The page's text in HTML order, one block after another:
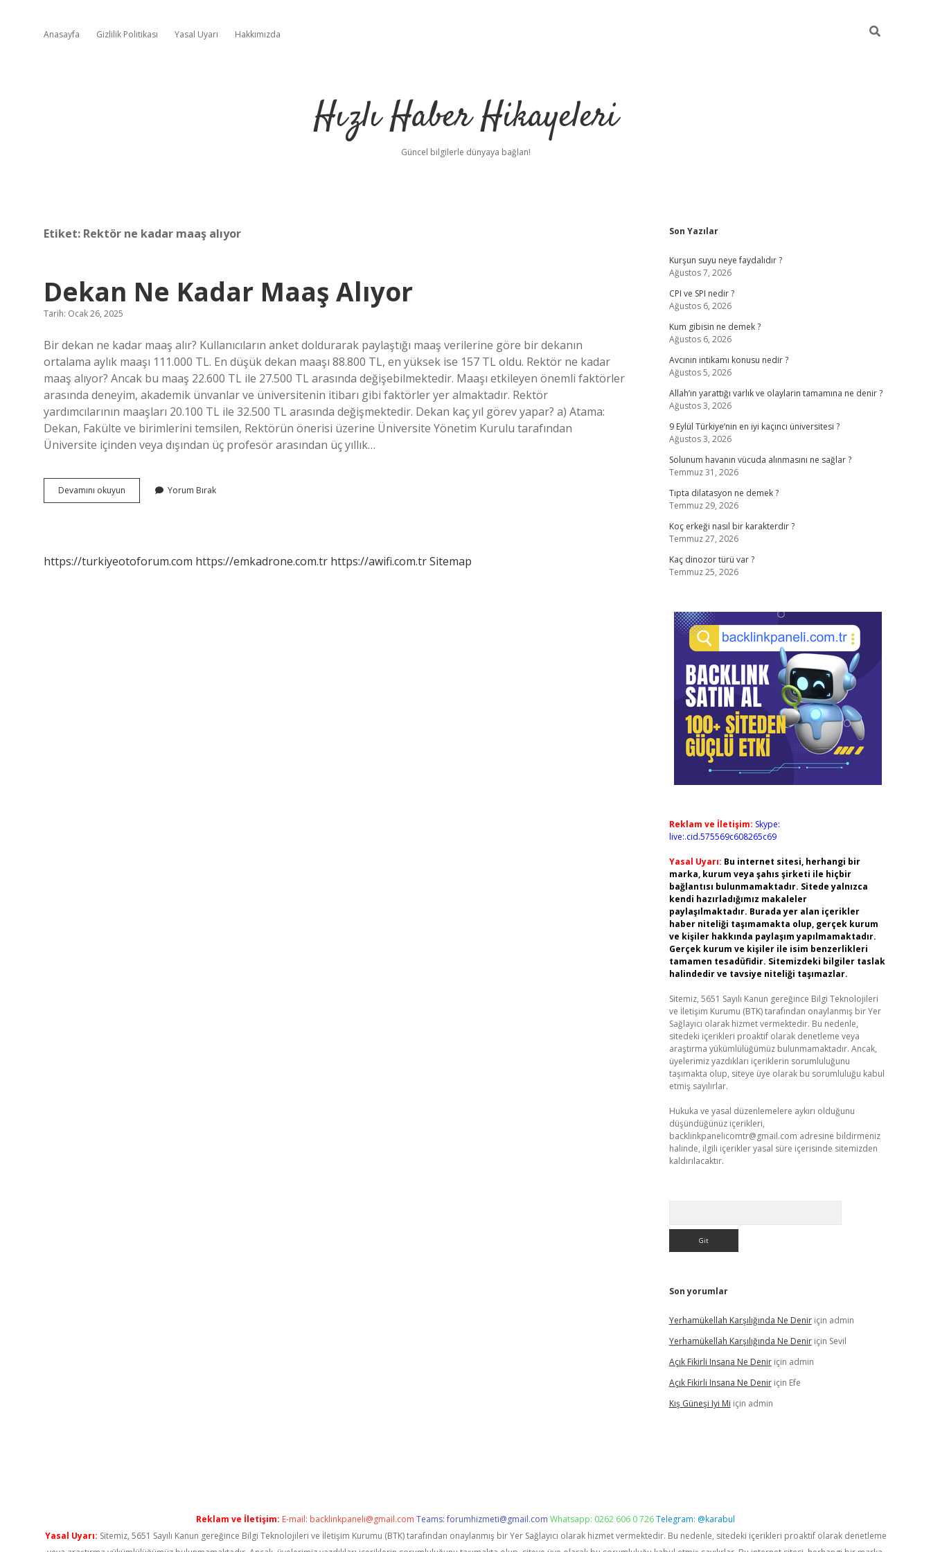
Anasayfa Gizlilik Politikası Yasal Uyarı Hakkımızda
Hızlı Haber Hikayeleri
Güncel bilgilerle dünyaya bağlan!
Etiket: Rektör ne kadar maaş alıyor
Dekan Ne Kadar Maaş Alıyor
Tarih: Ocak 26, 2025
Bir dekan ne kadar maaş alır? Kullanıcıların anket doldurarak paylaştığı maaş verilerine göre bir dekanın
ortalama aylık maaşı 111.000 TL. En düşük dekan maaşı 88.800 TL, en yüksek ise 157 TL oldu. Rektör ne kadar
maaş alıyor? Ancak bu maaş 22.600 TL ile 27.500 TL arasında değişebilmektedir. Maaşı etkileyen önemli faktörler
arasında deneyim, akademik ünvanlar ve üniversitenin itibarı gibi faktörler yer almaktadır. Rektör
yardımcılarının maaşları 20.100 TL ile 32.500 TL arasında değişmektedir. Dekan kaç yıl görev yapar? a) Atama:
Dekan, Fakülte ve birimlerini temsilen, Rektörün önerisi üzerine Üniversite Yönetim Kurulu tarafından
Üniversite içinden veya dışından üç profesör arasından üç yıllık…
Devamını okuyun
Ne
Yorum Bırak
https://turkiyeotoforum.com https://emkadrone.com.tr https://awifi.com.trSitemap
Sidebar
Son Yazılar
Kurşun suyu neye faydalıdır ?
Ağustos 7, 2026
CPI ve SPI nedir ?
Ağustos 6, 2026
Kum gibisin ne demek ?
Ağustos 6, 2026
Avcının intikamı konusu nedir ?
Ağustos 5, 2026
Allah’ın yarattığı varlık ve olaylarin tamamına ne denir ?
Ağustos 3, 2026
9 Eylül Türkiye’nin en iyi kaçıncı üniversitesi ?
Ağustos 3, 2026
Solunum havanın vücuda alınmasını ne sağlar ?
Temmuz 31, 2026
Tıpta dilatasyon ne demek ?
Temmuz 29, 2026
Koç erkeği nasıl bir karakterdir ?
Temmuz 27, 2026
Kaç dinozor türü var ?
Temmuz 25, 2026
Reklam ve İletişim: Skype:
live:.cid.575569c608265c69
Yasal Uyarı: Bu internet sitesi, herhangi bir
marka, kurum veya şahıs şirketi ile hiçbir
bağlantısı bulunmamaktadır. Sitede yalnızca
kendi hazırladığımız makaleler
paylaşılmaktadır. Burada yer alan içerikler
haber niteliği taşımamakta olup, gerçek kurum
ve kişiler hakkında paylaşım yapılmamaktadır.
Gerçek kurum ve kişiler ile isim benzerlikleri
tamamen tesadüfidir. Sitemizdeki bilgiler taslak
halindedir ve tavsiye niteliği taşımazlar.
Sitemiz, 5651 Sayılı Kanun gereğince Bilgi Teknolojileri
ve İletişim Kurumu (BTK) tarafından onaylanmış bir Yer
Sağlayıcı olarak hizmet vermektedir. Bu nedenle,
sitedeki içerikleri proaktif olarak denetleme veya
araştırma yükümlülüğümüz bulunmamaktadır. Ancak,
üyelerimiz yazdıkları içeriklerin sorumluluğunu
taşımakta olup, siteye üye olarak bu sorumluluğu kabul
etmiş sayılırlar.
Hukuka ve yasal düzenlemelere aykırı olduğunu
düşündüğünüz içerikleri,
backlinkpanelicomtr@gmail.com adresine bildirmeniz
halinde, ilgili içerikler yasal süre içerisinde sitemizden
kaldırılacaktır.
Son yorumlar
Yerhamükellah Karşılığında Ne Deniriçin admin
Yerhamükellah Karşılığında Ne Deniriçin Sevil
Açık Fikirli Insana Ne Deniriçin admin
Açık Fikirli Insana Ne Deniriçin Efe
Kış Güneşi Iyi Mi için admin
Reklam ve İletişim: E-mail: backlinkpaneli@gmail.com Teams:forumhizmeti@gmail.com Whatsapp: 0262 606 0 726Telegram: @karabul
Yasal Uyarı: Sitemiz, 5651 Sayılı Kanun gereğince Bilgi Teknolojileri ve İletişim Kurumu (BTK) tarafından onaylanmış bir Yer Sağlayıcı olarak hizmet vermektedir. Bu nedenle, sitedeki içerikleri proaktif olarak denetleme